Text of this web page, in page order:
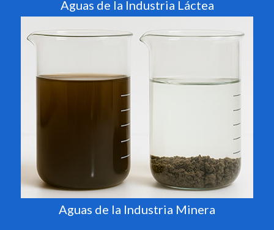
Aguas de la Industria Láctea
Aguas de la Industria Minera